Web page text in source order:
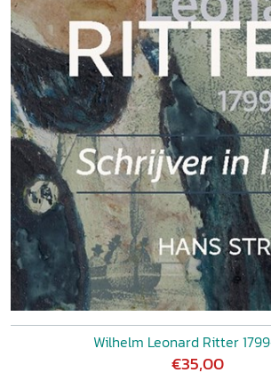
Wilhelm Leonard Ritter
€35,00